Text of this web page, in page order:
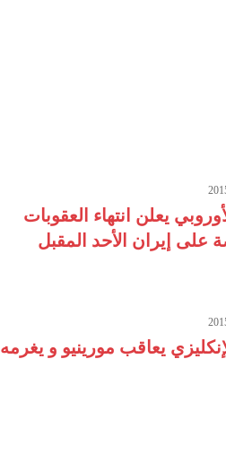
يعلن انتهاء العقوبات
على إيران الأحد المقبل
يعاقب مورينيو و يغرمه